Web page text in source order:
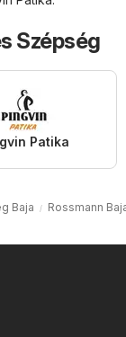
Szépség
Patika
Baja Rossmann